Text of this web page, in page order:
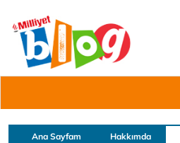
Ana Sayfam Hakkımda